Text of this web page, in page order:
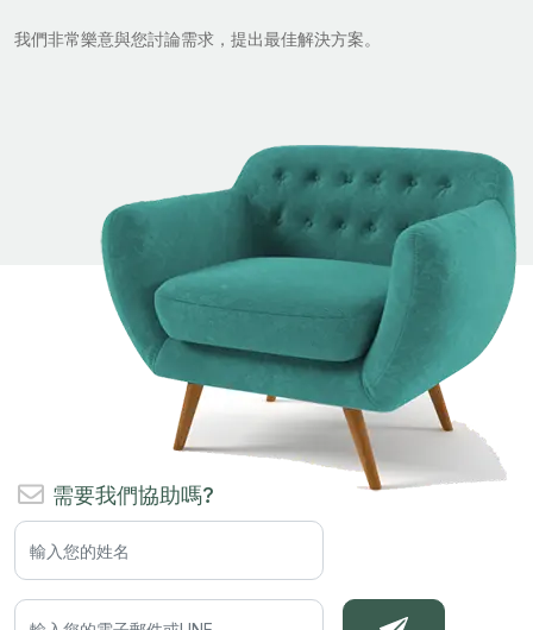
我們非常樂意與您討論需求，提出最佳解決方案。
需要我們協助嗎?